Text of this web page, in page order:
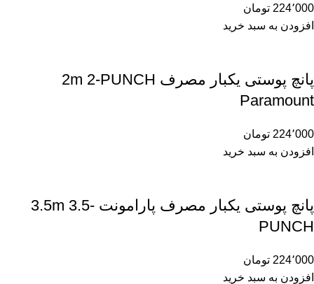
224٬000 تومان
افزودن به سبد خرید
پانچ پوستی یکبار مصرف 2m 2-PUNCH
Paramount
224٬000 تومان
افزودن به سبد خرید
پانچ پوستی یکبار مصرف پارامونت 3.5m 3.5-
PUNCH
224٬000 تومان
افزودن به سبد خرید